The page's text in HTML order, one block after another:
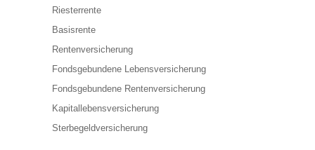
Riesterrente
Basisrente
Rentenversicherung
Fondsgebundene Lebensversicherung
Fondsgebundene Rentenversicherung
Kapitallebensversicherung
Sterbegeldversicherung